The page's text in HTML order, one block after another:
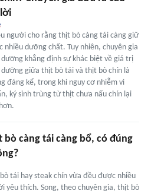
người cho rằng thịt bò càng tái càng giữ
nhiều dưỡng chất. Tuy nhiên, chuyên gia
khẳng định sự khác biệt về giá trị
dưỡng giữa thịt bò tái và thịt bò chín là
đáng kể, trong khi nguy cơ nhiễm vi
ký sinh trùng từ thịt chưa nấu chín lại
bò càng tái càng bổ, có đúng
tái hay steak chín vừa đều được nhiều
yêu thích. Song, theo chuyên gia, thịt bò